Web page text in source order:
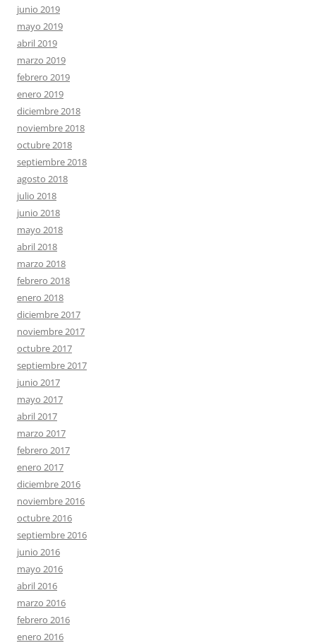
junio 2019
mayo 2019
abril 2019
marzo 2019
febrero 2019
enero 2019
diciembre 2018
noviembre 2018
octubre 2018
septiembre 2018
agosto 2018
julio 2018
junio 2018
mayo 2018
abril 2018
marzo 2018
febrero 2018
enero 2018
diciembre 2017
noviembre 2017
octubre 2017
septiembre 2017
junio 2017
mayo 2017
abril 2017
marzo 2017
febrero 2017
enero 2017
diciembre 2016
noviembre 2016
octubre 2016
septiembre 2016
junio 2016
mayo 2016
abril 2016
marzo 2016
febrero 2016
enero 2016